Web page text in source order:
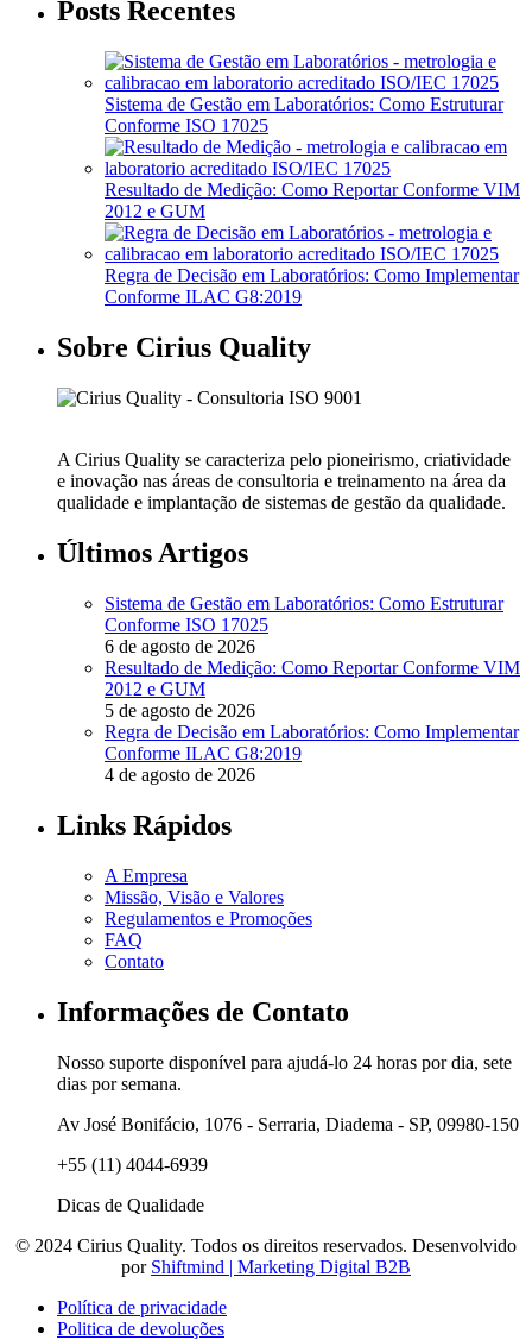
Posts Recentes
Sistema de Gestão em Laboratórios: Como Estruturar
Conforme ISO 17025
Resultado de Medição: Como Reportar Conforme VIM
2012 e GUM
Regra de Decisão em Laboratórios: Como Implementar
Conforme ILAC G8:2019
Sobre Cirius Quality
A Cirius Quality se caracteriza pelo pioneirismo, criatividade
e inovação nas áreas de consultoria e treinamento na área da
qualidade e implantação de sistemas de gestão da qualidade.
Últimos Artigos
Sistema de Gestão em Laboratórios: Como Estruturar
Conforme ISO 17025
6 de agosto de 2026
Resultado de Medição: Como Reportar Conforme VIM
2012 e GUM
5 de agosto de 2026
Regra de Decisão em Laboratórios: Como Implementar
Conforme ILAC G8:2019
4 de agosto de 2026
Links Rápidos
A Empresa
Missão, Visão e Valores
Regulamentos e Promoções
FAQ
Contato
Informações de Contato
Nosso suporte disponível para ajudá-lo 24 horas por dia, sete
dias por semana.
Av José Bonifácio, 1076 - Serraria, Diadema - SP, 09980-150
+55 (11) 4044-6939
Dicas de Qualidade
© 2024 Cirius Quality. Todos os direitos reservados. Desenvolvido
por Shiftmind | Marketing Digital B2B
Política de privacidade
Politica de devoluções